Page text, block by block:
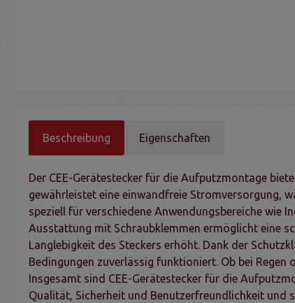
Beschreibung Eigenschaften
Der CEE-Gerätestecker für die Aufputzmontage
gewährleistet eine einwandfreie Stromversorgung,
speziell für verschiedene Anwendungsbereiche wie
Ausstattung mit Schraubklemmen ermöglicht eine
Langlebigkeit des Steckers erhöht. Dank der
Bedingungen zuverlässig funktioniert. Ob bei
Insgesamt sind CEE-Gerätestecker für die
Qualität, Sicherheit und Benutzerfreundlichkeit und